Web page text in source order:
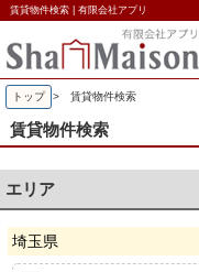
賃貸物件検索 | 有限会社アプリ
トップ > 賃貸物件検索
賃貸物件検索
エリア
埼玉県